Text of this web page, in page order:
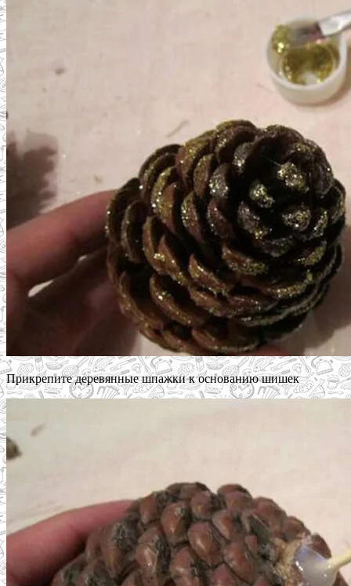
Прикрепите деревянные шпажки к основанию шишек